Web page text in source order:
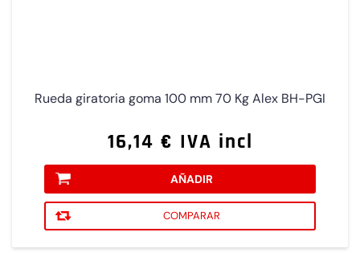
Rueda giratoria goma 100 mm 70 Kg Alex BH-PGI
16,14 € IVA incl
AÑADIR
COMPARAR